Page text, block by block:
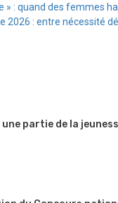
» : quand des femmes
2026 : entre nécessité
partie de la